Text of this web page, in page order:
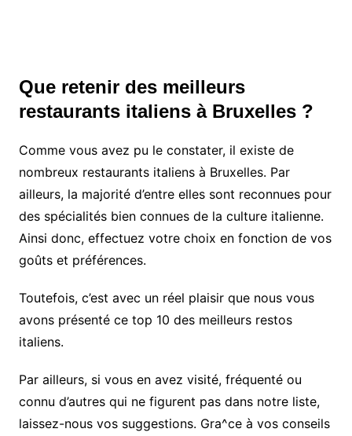
Que retenir des meilleurs
restaurants italiens à Bruxelles ?
Comme vous avez pu le constater, il existe de
nombreux restaurants italiens à Bruxelles. Par
ailleurs, la majorité d’entre elles sont reconnues pour
des spécialités bien connues de la culture italienne.
Ainsi donc, effectuez votre choix en fonction de vos
goûts et préférences.
Toutefois, c’est avec un réel plaisir que nous vous
avons présenté ce top 10 des meilleurs restos
italiens.
Par ailleurs, si vous en avez visité, fréquenté ou
connu d’autres qui ne figurent pas dans notre liste,
laissez-nous vos suggestions. Gra^ce à vos conseils